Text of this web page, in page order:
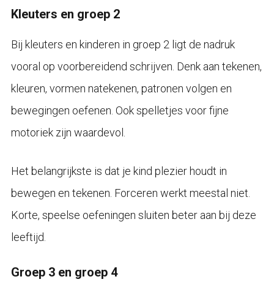
Kleuters en groep 2
Bij kleuters en kinderen in groep 2 ligt de nadruk
vooral op voorbereidend schrijven. Denk aan tekenen,
kleuren, vormen natekenen, patronen volgen en
bewegingen oefenen. Ook spelletjes voor fijne
motoriek zijn waardevol.
Het belangrijkste is dat je kind plezier houdt in
bewegen en tekenen. Forceren werkt meestal niet.
Korte, speelse oefeningen sluiten beter aan bij deze
leeftijd.
Groep 3 en groep 4